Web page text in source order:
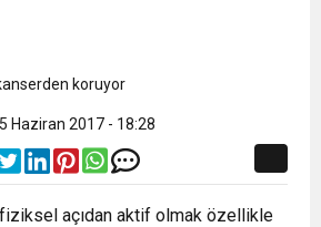
Haziran 2017 - 18:28
açıdan aktif olmak özellikle